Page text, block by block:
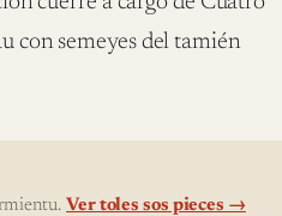
con semeyes del tamién
Ver toles sos pieces →